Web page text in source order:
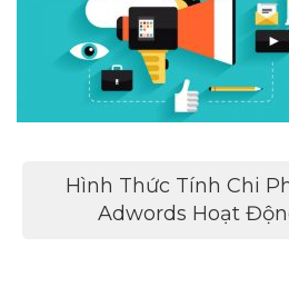
Điều
hướng
Hình Thức Tính Chi
Adwords Hoạt